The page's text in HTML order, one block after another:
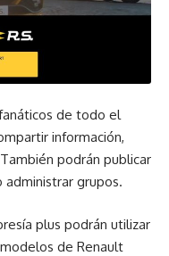
de todo el
información,
podrán publicar
grupos.
plus podrán utilizar
de Renault